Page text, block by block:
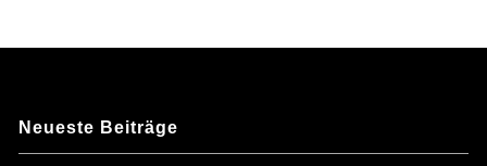
Neueste Beiträge